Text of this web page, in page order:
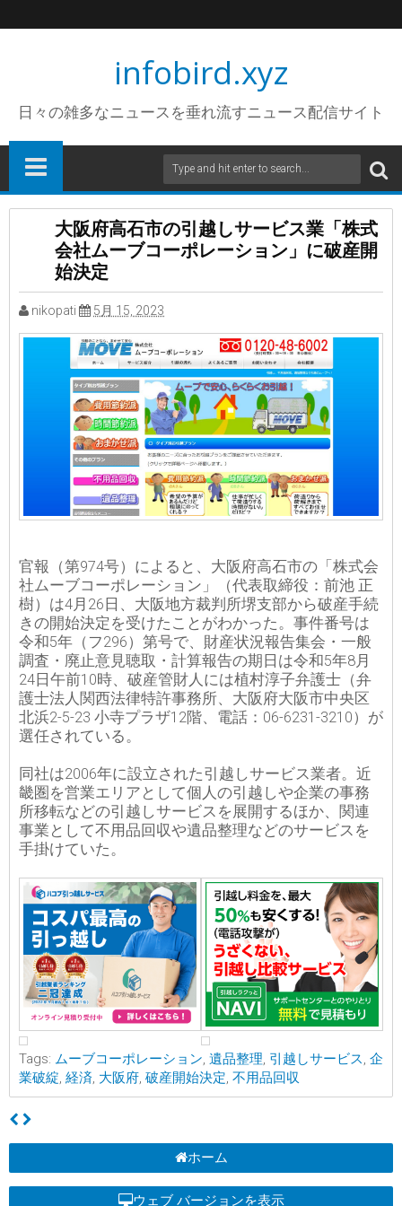
infobird.xyz
日々の雑多なニュースを垂れ流すニュース配信サイト
大阪府高石市の引越しサービス業「株式
会社ムーブコーポレーション」に破産開
始決定
nikopati 5月 15, 2023
官報（第974号）によると、大阪府高石市の「株式会
社ムーブコーポレーション」（代表取締役：前池 正
樹）は4月26日、大阪地方裁判所堺支部から破産手続
きの開始決定を受けたことがわかった。事件番号は
令和5年（フ296）第号で、財産状況報告集会・一般
調査・廃止意見聴取・計算報告の期日は令和5年8月
24日午前10時、破産管財人には植村淳子弁護士（弁
護士法人関西法律特許事務所、大阪府大阪市中央区
北浜2-5-23 小寺プラザ12階、電話：06-6231-3210）が
選任されている。
同社は2006年に設立された引越しサービス業者。近
畿圏を営業エリアとして個人の引越しや企業の事務
所移転などの引越しサービスを展開するほか、関連
事業として不用品回収や遺品整理などのサービスを
手掛けていた。
Tags: ムーブコーポレーション, 遺品整理, 引越しサービス, 企
業破綻, 経済, 大阪府, 破産開始決定, 不用品回収
ホーム
ウェブ バージョンを表示